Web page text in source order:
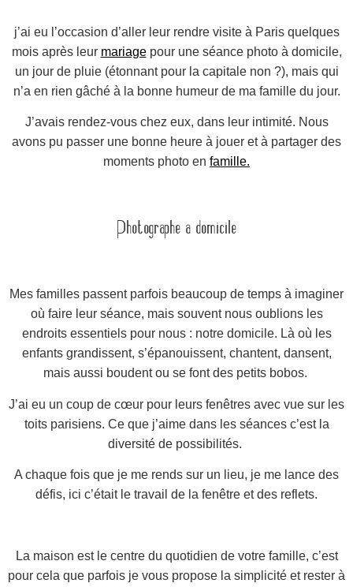
j’ai eu l’occasion d’aller leur rendre visite à Paris quelques
mois après leur mariagepour une séance photo à domicile,
un jour de pluie (étonnant pour la capitale non ?), mais qui
n’a en rien gâché à la bonne humeur de ma famille du jour.
J’avais rendez-vous chez eux, dans leur intimité. Nous
avons pu passer une bonne heure à jouer et à partager des
moments photo en famille.
Photographe à domicile
Mes familles passent parfois beaucoup de temps à imaginer
où faire leur séance, mais souvent nous oublions les
endroits essentiels pour nous : notre domicile. Là où les
enfants grandissent, s’épanouissent, chantent, dansent,
mais aussi boudent ou se font des petits bobos.
J’ai eu un coup de cœur pour leurs fenêtres avec vue sur les
toits parisiens. Ce que j’aime dans les séances c’est la
diversité de possibilités.
A chaque fois que je me rends sur un lieu, je me lance des
défis, ici c’était le travail de la fenêtre et des reflets.
La maison est le centre du quotidien de votre famille, c’est
pour cela que parfois je vous propose la simplicité et rester à